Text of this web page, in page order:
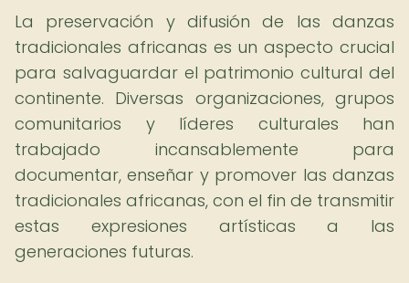
La preservación y difusión de las danzas
tradicionales africanas es un aspecto crucial
para salvaguardar el patrimonio cultural del
continente. Diversas organizaciones, grupos
comunitarios y líderes culturales han
trabajado incansablemente para
documentar, enseñar y promover las danzas
tradicionales africanas, con el fin de transmitir
estas expresiones artísticas a las
generaciones futuras.